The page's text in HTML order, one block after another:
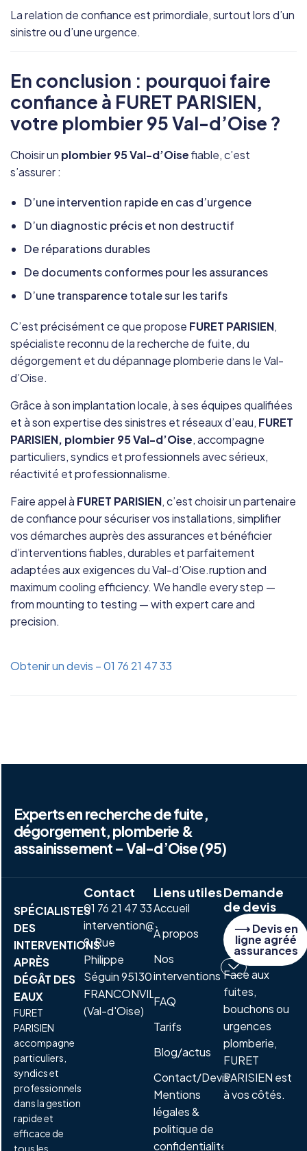
La relation de confiance est primordiale, surtout lors d’un
sinistre ou d’une urgence.
En conclusion : pourquoi faire
confiance à FURET PARISIEN,
votre plombier 95 Val-d’Oise ?
Choisir un plombier 95 Val-d’Oisefiable, c’est
s’assurer :
D’une intervention rapide en cas d’urgence
D’un diagnostic précis et non destructif
De réparations durables
De documents conformes pour les assurances
D’une transparence totale sur les tarifs
C’est précisément ce que propose FURET PARISIEN,
spécialiste reconnu de la recherche de fuite, du
dégorgement et du dépannage plomberie dans le Val-
d’Oise.
Grâce à son implantation locale, à ses équipes qualifiées
et à son expertise des sinistres et réseaux d’eau, FURET
PARISIEN, plombier 95 Val-d’Oise, accompagne
particuliers, syndics et professionnels avec sérieux,
réactivité et professionnalisme.
Faire appel à FURET PARISIEN, c’est choisir un partenaire
de confiance pour sécuriser vos installations, simplifier
vos démarches auprès des assurances et bénéficier
d’interventions fiables, durables et parfaitement
adaptées aux exigences du Val-d’Oise.ruption and
maximum cooling efficiency. We handle every step —
from mounting to testing — with expert care and
precision.
Obtenir un devis – 01 76 21 47 33
Experts en recherche de fuite,
dégorgement, plomberie &
assainissement – Val-d’Oise (95)
SPÉCIALISTES
DES
INTERVENTIONS
APRÈS
DÉGÂT DES
EAUX
FURET
PARISIEN
accompagne
particuliers,
syndics et
professionnels
dans la gestion
rapide et
efficace de
tous les
Contact
01 76 21 47 33
intervention@furetparisien.fr
9, Rue
Philippe
Séguin 95130
FRANCONVILLE
(Val-d'Oise)
Liens utiles
Accueil
À propos
Nos
interventions
FAQ
Tarifs
Blog/actus
Contact/Devis
Mentions
légales &
politique de
confidentialité
Demande
de devis
⟶ Devis en
ligne agréé
assurances
Face aux
fuites,
bouchons ou
urgences
plomberie,
FURET
PARISIEN est
à vos côtés.